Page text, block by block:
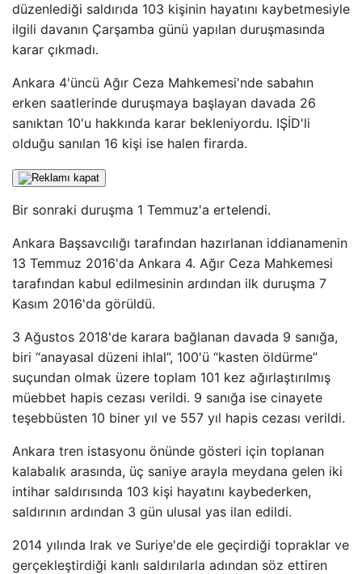
düzenlediği saldırıda 103 kişinin hayatını kaybetmesiyle
ilgili davanın Çarşamba günü yapılan duruşmasında
karar çıkmadı.
Ankara 4'üncü Ağır Ceza Mahkemesi'nde sabahın
erken saatlerinde duruşmaya başlayan davada 26
sanıktan 10'u hakkında karar bekleniyordu. IŞİD'li
olduğu sanılan 16 kişi ise halen firarda.
Bir sonraki duruşma 1 Temmuz'a ertelendi.
Ankara Başsavcılığı tarafından hazırlanan iddianamenin
13 Temmuz 2016'da Ankara 4. Ağır Ceza Mahkemesi
tarafından kabul edilmesinin ardından ilk duruşma 7
Kasım 2016'da görüldü.
3 Ağustos 2018'de karara bağlanan davada 9 sanığa,
biri “anayasal düzeni ihlal”, 100'ü “kasten öldürme”
suçundan olmak üzere toplam 101 kez ağırlaştırılmış
müebbet hapis cezası verildi. 9 sanığa ise cinayete
teşebbüsten 10 biner yıl ve 557 yıl hapis cezası verildi.
Ankara tren istasyonu önünde gösteri için toplanan
kalabalık arasında, üç saniye arayla meydana gelen iki
intihar saldırısında 103 kişi hayatını kaybederken,
saldırının ardından 3 gün ulusal yas ilan edildi.
2014 yılında Irak ve Suriye'de ele geçirdiği topraklar ve
gerçekleştirdiği kanlı saldırılarla adından söz ettiren